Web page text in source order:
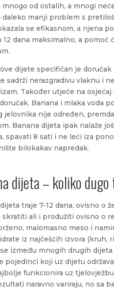
mnogo od ostalih, a mnogi
daleko manji problem s
se efikasnom, a njena
12 dana maksimalno, a
dijete specifičan je
sadrži nerazgradivu vlaknu i
Također utječe na
Banana i mlaka voda
jelovnika nije određen,
Banana dijeta ipak nalaže
spavati 8 sati i ne leći iza
bilokakav napredak.
dijeta – koliko
traje 7-12 dana, ovisno o
skratiti ali i produžiti ovisno o
malomasno meso i
iz najčešćih izvora (kruh,
između mnogih drugih
pojedinci koji uz dijetu
funkcionira uz
naravno variraju, no sa